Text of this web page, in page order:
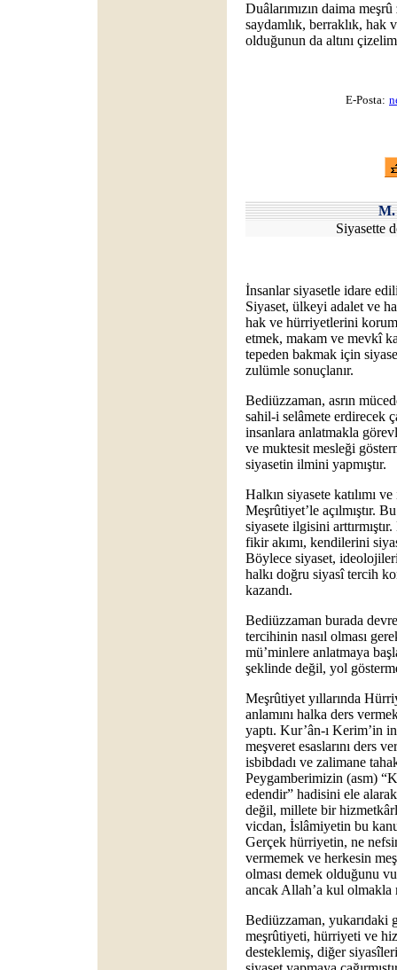
Duâlarımızın daima
saydamlık, berraklık, hak
olduğunun da altını
E-Posta:
Siyasette
İnsanlar siyasetle idare
Siyaset, ülkeyi adalet ve
hak ve hürriyetlerini
etmek, makam ve mevkî
tepeden bakmak için
zulümle sonuçlanır.
Bediüzzaman, asrın
sahil-i selâmete erdirecek
insanlara anlatmakla
ve muktesit mesleği
siyasetin ilmini yapmıştır.
Halkın siyasete katılımı
Meşrûtiyet’le açılmıştır.
siyasete ilgisini
fikir akımı, kendilerini
Böylece siyaset,
halkı doğru siyasî tercih
kazandı.
Bediüzzaman burada
tercihinin nasıl olması
mü’minlere anlatmaya
şeklinde değil, yol
Meşrûtiyet yıllarında
anlamını halka ders
yaptı. Kur’ân-ı Kerim’in
meşveret esaslarını ders
isbibdadı ve zalimane
Peygamberimizin (asm)
edendir” hadisini ele
değil, millete bir
vicdan, İslâmiyetin bu
Gerçek hürriyetin, ne
vermemek ve herkesin
olması demek olduğunu
ancak Allah’a kul
Bediüzzaman, yukarıdaki
meşrûtiyeti, hürriyeti ve
desteklemiş, diğer